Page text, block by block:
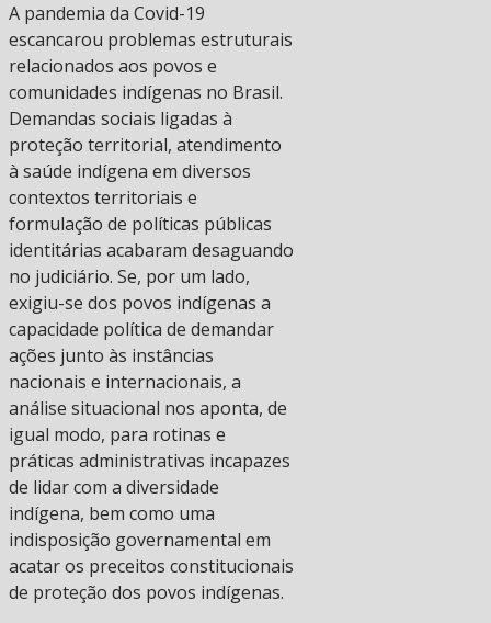
A pandemia da Covid-19
escancarou problemas estruturais
relacionados aos povos e
comunidades indígenas no Brasil.
Demandas sociais ligadas à
proteção territorial, atendimento
à saúde indígena em diversos
contextos territoriais e
formulação de políticas públicas
identitárias acabaram desaguando
no judiciário. Se, por um lado,
exigiu-se dos povos indígenas a
capacidade política de demandar
ações junto às instâncias
nacionais e internacionais, a
análise situacional nos aponta, de
igual modo, para rotinas e
práticas administrativas incapazes
de lidar com a diversidade
indígena, bem como uma
indisposição governamental em
acatar os preceitos constitucionais
de proteção dos povos indígenas.